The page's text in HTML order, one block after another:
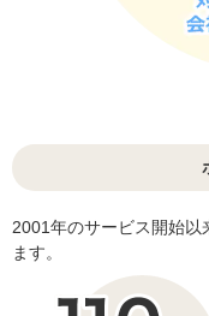
2001年のサービス開始
ます。